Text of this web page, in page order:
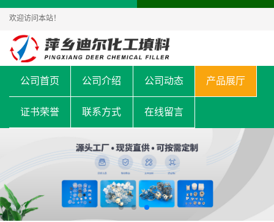
欢迎访问本站！
公司首页 公司介绍 公司动态 产品展厅
证书荣誉 联系方式 在线留言